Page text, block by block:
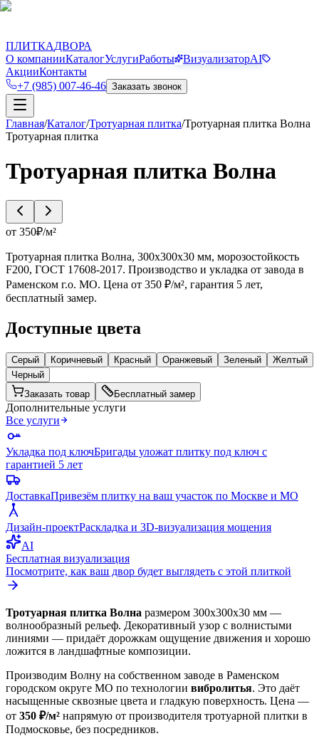
ПЛИТКАДВОРА
О компанииКаталогУслугиРаботы ВизуализаторAI
АкцииКонтакты
+7 (985) 007-46-46 Заказать звонок
Главная/Каталог/Тротуарная плитка/Тротуарная плитка Волна
Тротуарная плитка
Тротуарная плитка Волна
от 350₽/м²
Тротуарная плитка Волна, 300х300х30 мм, морозостойкость
F200, ГОСТ 17608-2017. Производство и укладка от завода в
Раменском г.о. МО. Цена от 350 ₽/м², гарантия 5 лет,
бесплатный замер.
Доступные цвета
Серый Коричневый Красный Оранжевый Зеленый
Желтый
Черный
Заказать товар
Бесплатный замер
Дополнительные услуги
Все услуги
Укладка под ключБригады уложат плитку под ключ с
гарантией 5 лет
ДоставкаПривезём плитку на ваш участок по Москве и МО
Дизайн-проектРаскладка и 3D-визуализация мощения
AI
Бесплатная визуализация
Посмотрите, как ваш двор будет выглядеть с этой плиткой
Тротуарная плитка Волна размером 300х300х30 мм —
волнообразный рельеф. Декоративный узор с волнистыми
линиями — придаёт дорожкам ощущение движения и хорошо
ложится в ландшафтные композиции.
Производим Волну на собственном заводе в Раменском
городском округе МО по технологии вибролитья. Это даёт
насыщенные сквозные цвета и гладкую поверхность. Цена —
от 350 ₽/м² напрямую от производителя тротуарной плитки в
Подмосковье, без посредников.